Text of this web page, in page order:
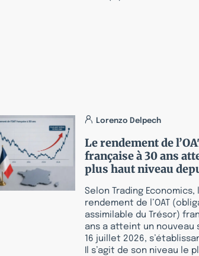
Lorenzo Delpech
Le rendement de
française à 30 ans
plus haut niveau
Selon Trading Economics,
rendement de l’OAT
assimilable du Trésor)
ans a atteint un nouveau
16 juillet 2026,
Il s’agit de son niveau le